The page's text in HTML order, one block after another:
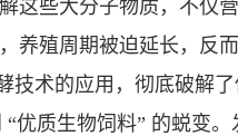
这些大分子物质，不仅
养殖周期被迫延长，反
技术的应用，彻底破解
“优质生物饲料” 的蜕变